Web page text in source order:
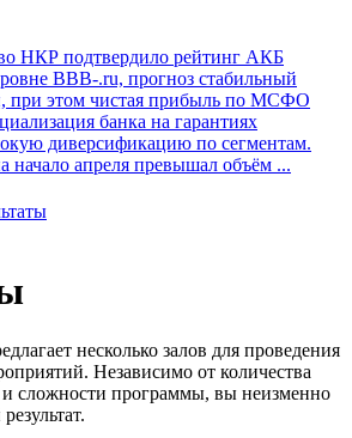
НКР подтвердило рейтинг АКБ
BBB-.ru, прогноз стабильный
при этом чистая прибыль по МСФО
банка на гарантиях
диверсификацию по сегментам.
начало апреля превышал объём ...
несколько залов для проведения
Независимо от количества
и сложности программы, вы неизменно